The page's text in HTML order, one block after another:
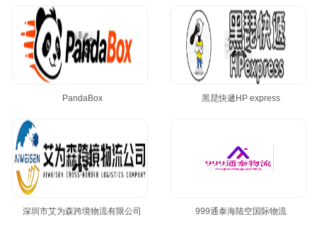
PandaBox 黑琵快遞HP express
深圳市艾为森跨境物流有限公司 999通泰海陆空国际物流